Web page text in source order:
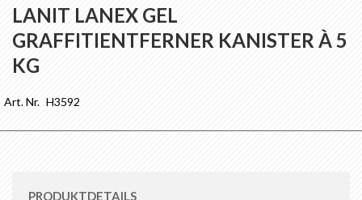
LANIT LANEX GEL
GRAFFITIENTFERNER KANISTER À 5
KG
Art. Nr. H3592
Anfang
der
Bildgalerie
springen
PRODUKTDETAILS